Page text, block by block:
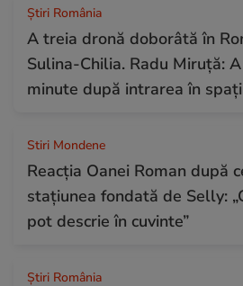
Știri România
A treia dronă doborâtă în
Sulina-Chilia. Radu Miruță:
minute după intrarea în
Stiri Mondene
Reacția Oanei Roman după
stațiunea fondată de Selly:
pot descrie în cuvinte”
Știri România